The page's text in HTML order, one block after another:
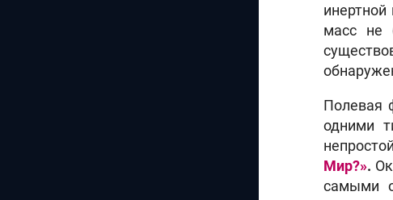
масс не
Полевая
одними
Мир?».
самыми